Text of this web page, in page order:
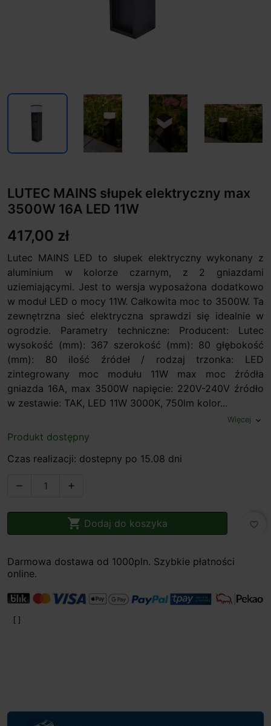
LUTEC MAINS słupek elektryczny max
3500W 16A LED 11W
417,00 zł
Lutec MAINS LED to słupek elektryczny wykonany z
aluminium w kolorze czarnym, z 2 gniazdami
uziemiającymi. Jest to wersja wyposażona dodatkowo
w moduł LED o mocy 11W. Całkowita moc to 3500W. Ta
zewnętrzna sieć elektryczna sprawdzi się idealnie w
ogrodzie. Parametry techniczne: Producent: Lutec
wysokość (mm): 367 szerokość (mm): 80 głębokość
(mm): 80 ilość źródeł / rodzaj trzonka: LED
zintegrowany moc modułu 11W max moc źródła
gniazda 16A, max 3500W napięcie: 220V-240V źródło
w zestawie: TAK, LED 11W 3000K, 750lm kolor...
Więcej expand_more
Produkt dostępny
Czas realizacji: dostepny po 15.08 dni
 
 Dodaj do koszyka favorite_border
Darmowa dostawa od 1000pln. Szybkie płatności
online.